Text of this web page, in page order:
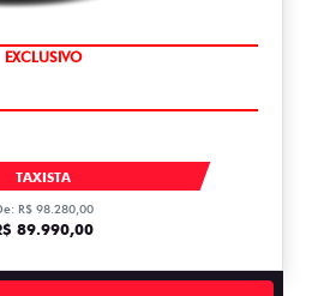
COMPLETO
EXCLUSIVO
TAXISTA
R$ 98.280,00
89.990,00